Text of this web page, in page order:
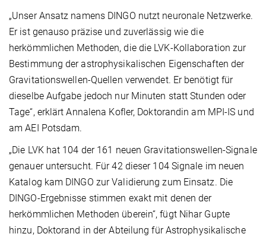
„Unser Ansatz namens DINGO nutzt neuronale Netzwerke.
Er ist genauso präzise und zuverlässig wie die
herkömmlichen Methoden, die die LVK-Kollaboration zur
Bestimmung der astrophysikalischen Eigenschaften der
Gravitationswellen-Quellen verwendet. Er benötigt für
dieselbe Aufgabe jedoch nur Minuten statt Stunden oder
Tage“, erklärt Annalena Kofler, Doktorandin am MPI-IS und
am AEI Potsdam.
„Die LVK hat 104 der 161 neuen Gravitationswellen-Signale
genauer untersucht. Für 42 dieser 104 Signale im neuen
Katalog kam DINGO zur Validierung zum Einsatz. Die
DINGO-Ergebnisse stimmen exakt mit denen der
herkömmlichen Methoden überein“, fügt Nihar Gupte
hinzu, Doktorand in der Abteilung für Astrophysikalische